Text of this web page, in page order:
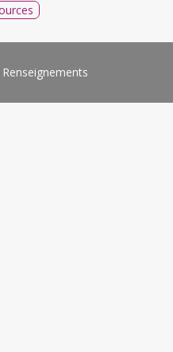
Renseignements